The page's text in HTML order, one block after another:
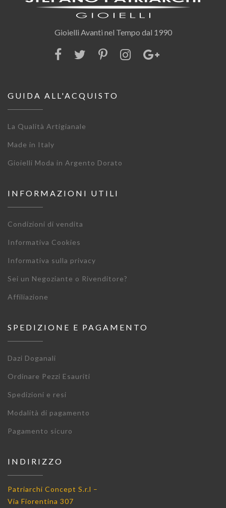
Gioielli Avanti nel Tempo dal 1990
GUIDA ALL'ACQUISTO
La Qualità Artigianale
Made in Italy
Gioielli Moda in Argento Dorato
INFORMAZIONI UTILI
Condizioni di vendita
Informativa Cookies
Informativa sulla privacy
Sei un Negoziante o Rivenditore?
Affiliazione
SPEDIZIONE E PAGAMENTO
Dazi Doganali
Ordinare Pezzi Esauriti
Spedizioni e resi
Modalità di pagamento
Pagamento sicuro
INDIRIZZO
Patriarchi Concept S.r.l –
Via Fiorentina 307